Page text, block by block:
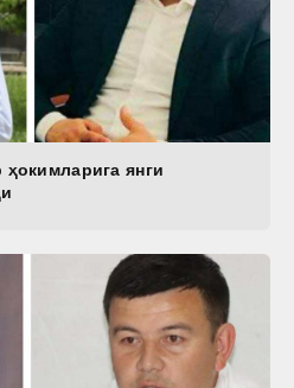
янги